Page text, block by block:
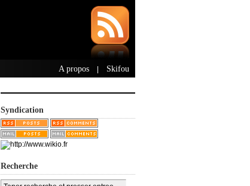
A propos Skifou
Syndication
Recherche